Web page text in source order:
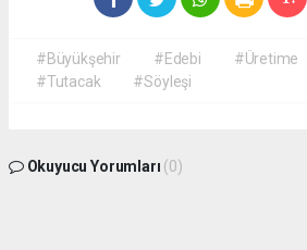
#Büyükşehir #Edebi #Üretime
#Tutacak
#Söyleşi
Okuyucu Yorumları (0)